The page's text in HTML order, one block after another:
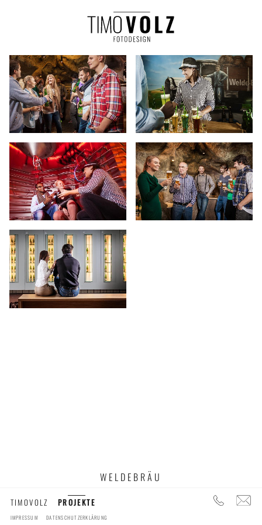
WELDEBRÄU
TIMOVOLZ PROJEKTE
IMPRESSUM DATENSCHUTZERKLÄRUNG